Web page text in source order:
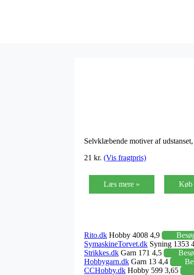
Selvklæbende motiver af
21 kr. (Vis fragtpris)
Læs mere » Køb
Rito.dk Hobby 4008 4,9
SymaskineTorvet.dk Syning 1353
Strikkes.dk Garn 171 4,5
Hobbygarn.dk Garn 13 4,4
CCHobby.dk Hobby 599 3,65